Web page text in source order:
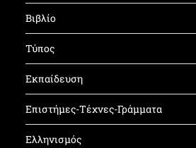
Βιβλίο
Τύπος
Εκπαίδευση
Επιστήμες-Τέχνες-Γράμματα
Ελληνισμός